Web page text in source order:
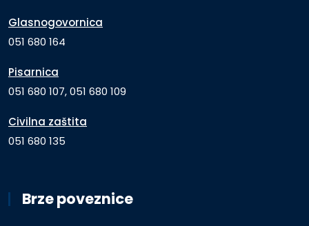
Glasnogovornica
051 680 164
Pisarnica
051 680 107, 051 680 109
Civilna zaštita
051 680 135
Brze poveznice